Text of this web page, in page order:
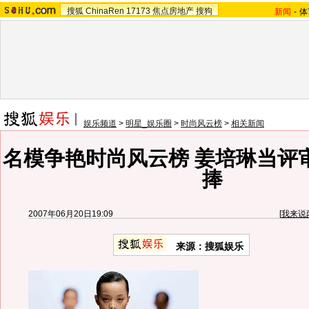
搜狐 ChinaRen 17173 焦点房地产 搜狗 新闻 -
娱乐频道 > 明星_娱乐圈 > 时尚风云榜 > 相关新闻
名模争艳时尚风云榜 姜培琳当评
捧
2007年06月20日19:09 [我来说
来源：搜狐娱乐